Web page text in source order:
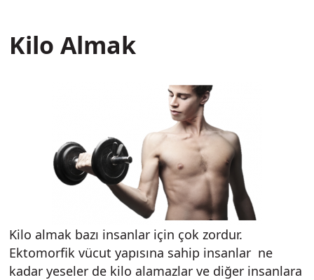
Kilo Almak
Kilo almak bazı insanlar için çok zordur.
Ektomorfik vücut yapısına sahip insanlar ne
kadar yeseler de kilo alamazlar ve diğer insanlara